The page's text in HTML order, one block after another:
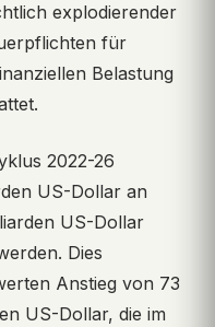
explodierender
für
Belastung
2022-26
US-Dollar an
US-Dollar
Dies
Anstieg von 73
US-Dollar, die im